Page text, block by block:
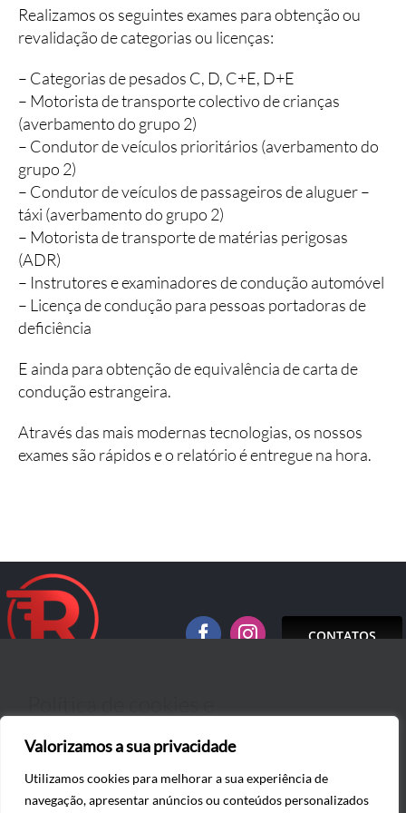
Valorizamos a sua privacidade
Utilizamos cookies para melhorar a sua experiência de
navegação, apresentar anúncios ou conteúdos personalizados
INSTALAÇÕES
FROTA
CONTACTOS
Realizamos os seguintes exames para obtenção ou
revalidação de categorias ou licenças:
– Categorias de pesados C, D, C+E, D+E
– Motorista de transporte colectivo de crianças
(averbamento do grupo 2)
– Condutor de veículos prioritários (averbamento do
grupo 2)
– Condutor de veículos de passageiros de aluguer –
táxi (averbamento do grupo 2)
– Motorista de transporte de matérias perigosas
(ADR)
– Instrutores e examinadores de condução automóvel
– Licença de condução para pessoas portadoras de
deficiência
E ainda para obtenção de equivalência de carta de
condução estrangeira.
Através das mais modernas tecnologias, os nossos
exames são rápidos e o relatório é entregue na hora.
(+351) 218 152 971 | info@eradical.pt
Política de Privacidade e Cookies
CONTATOS
privacidade
Aceitar